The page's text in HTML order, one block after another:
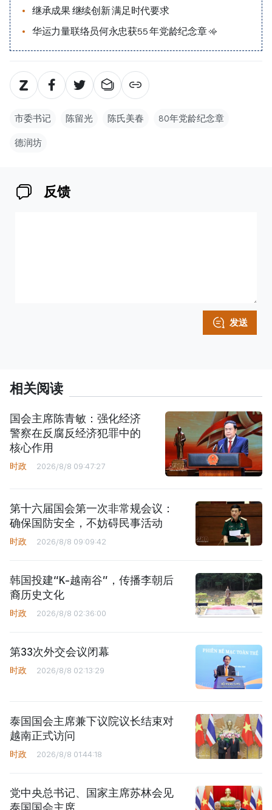
继承成果 继续创新 满足时代要求
华运力量联络员何永忠获55 年党龄纪念章
市委书记 陈留光 陈氏美春 80年党龄纪念章
德润坊
反馈
发送
相关阅读
国会主席陈青敏：强化经济
警察在反腐反经济犯罪中的
核心作用
时政 2026/8/8 09:47:27
第十六届国会第一次非常规会议：
确保国防安全，不妨碍民事活动
时政 2026/8/8 09:09:42
韩国投建“K-越南谷”，传播李朝后
裔历史文化
时政 2026/8/8 02:36:00
第33次外交会议闭幕
时政 2026/8/8 02:13:29
泰国国会主席兼下议院议长结束对
越南正式访问
时政 2026/8/8 01:44:18
党中央总书记、国家主席苏林会见